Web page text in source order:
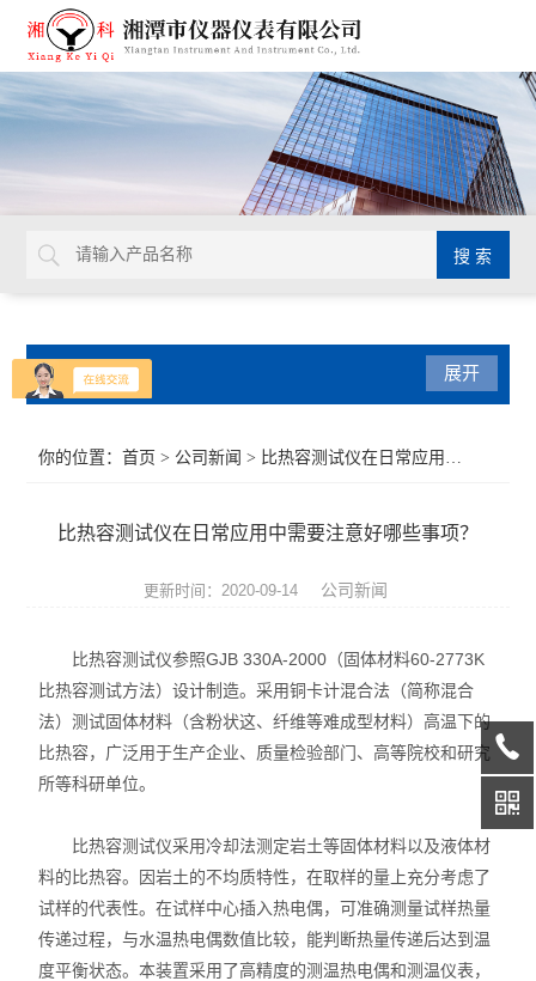
产品分类
元素分析仪
数显式抗折仪
耐火材料检测仪器
快速升温电炉
多孔陶瓷工程陶瓷试验仪
展开
你的位置：首页 > 公司新闻 > 比热容测试仪在日常应用中需要注意好哪些事项？
比热容测试仪在日常应用中需要注意好哪些事项？
更新时间：2020-09-14 公司新闻
比热容测试仪参照GJB 330A-2000（固体材料60-2773K
比热容测试方法）设计制造。采用铜卡计混合法（简称混合
法）测试固体材料（含粉状这、纤维等难成型材料）高温下的
比热容，广泛用于生产企业、质量检验部门、高等院校和研究
所等科研单位。
比热容测试仪采用冷却法测定岩土等固体材料以及液体材
料的比热容。因岩土的不均质特性，在取样的量上充分考虑了
试样的代表性。在试样中心插入热电偶，可准确测量试样热量
传递过程，与水温热电偶数值比较，能判断热量传递后达到温
度平衡状态。本装置采用了高精度的测温热电偶和测温仪表，